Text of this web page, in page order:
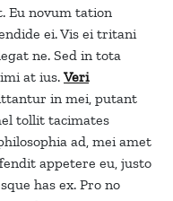
Eu novum tation
ei. Vis ei tritani
ne. Sed in tota
at ius. Veri
in mei, putant
tollit tacimates
ad, mei amet
appetere eu, justo
has ex. Pro no